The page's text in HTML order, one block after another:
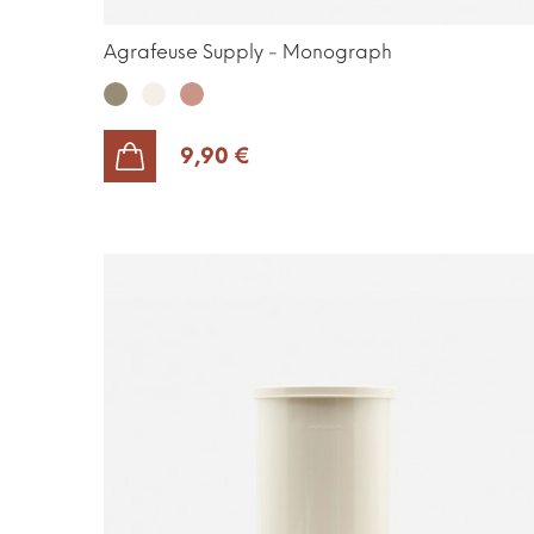
Agrafeuse Supply - Monograph
Kaki EcruePaprika
9,90 €